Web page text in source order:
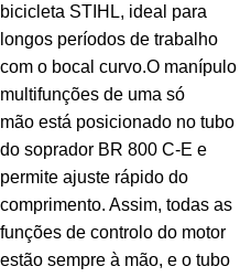
bicicleta STIHL, ideal para
longos períodos de trabalho
com o bocal curvo.O manípulo
multifunções de uma só
mão está posicionado no tubo
do soprador BR 800 C-E e
permite ajuste rápido do
comprimento. Assim, todas as
funções de controlo do motor
estão sempre à mão, e o tubo